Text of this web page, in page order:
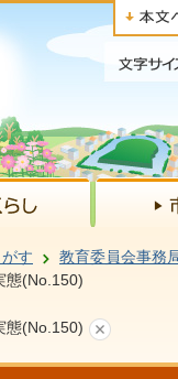
す 教育委員会事務
態(No.150)
態(No.150)